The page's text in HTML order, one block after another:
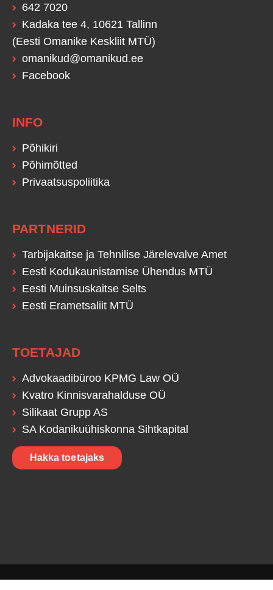
642 7020
Kadaka tee 4, 10621 Tallinn
(Eesti Omanike Keskliit MTÜ)
omanikud@omanikud.ee
Facebook
INFO
Põhikiri
Põhimõtted
Privaatsuspoliitika
PARTNERID
Tarbijakaitse ja Tehnilise Järelevalve Amet
Eesti Kodukaunistamise Ühendus MTÜ
Eesti Muinsuskaitse Selts
Eesti Erametsaliit MTÜ
TOETAJAD
Advokaadibüroo KPMG Law OÜ
Kvatro Kinnisvarahalduse OÜ
Silikaat Grupp AS
SA Kodanikuühiskonna Sihtkapital
Hakka toetajaks